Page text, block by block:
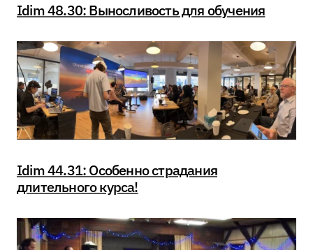
Idim 48.30: Выносливость для обучения
Idim 44.31: Особенно страдания
длительного курса!